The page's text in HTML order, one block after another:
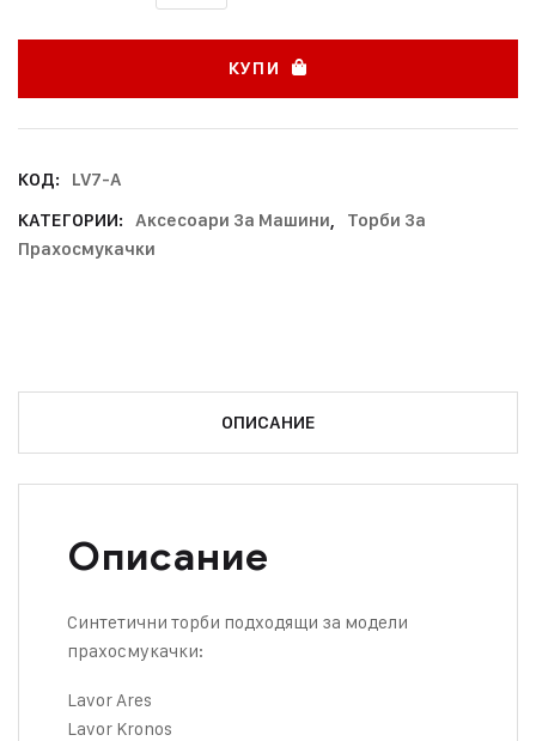
КУПИ
КОД:
LV7-A
КАТЕГОРИИ:
Аксесоари За Машини,
Торби За
Прахосмукачки
ОПИСАНИЕ
Описание
Синтетични торби подходящи за модели
прахосмукачки:
Lavor Ares
Lavor Kronos